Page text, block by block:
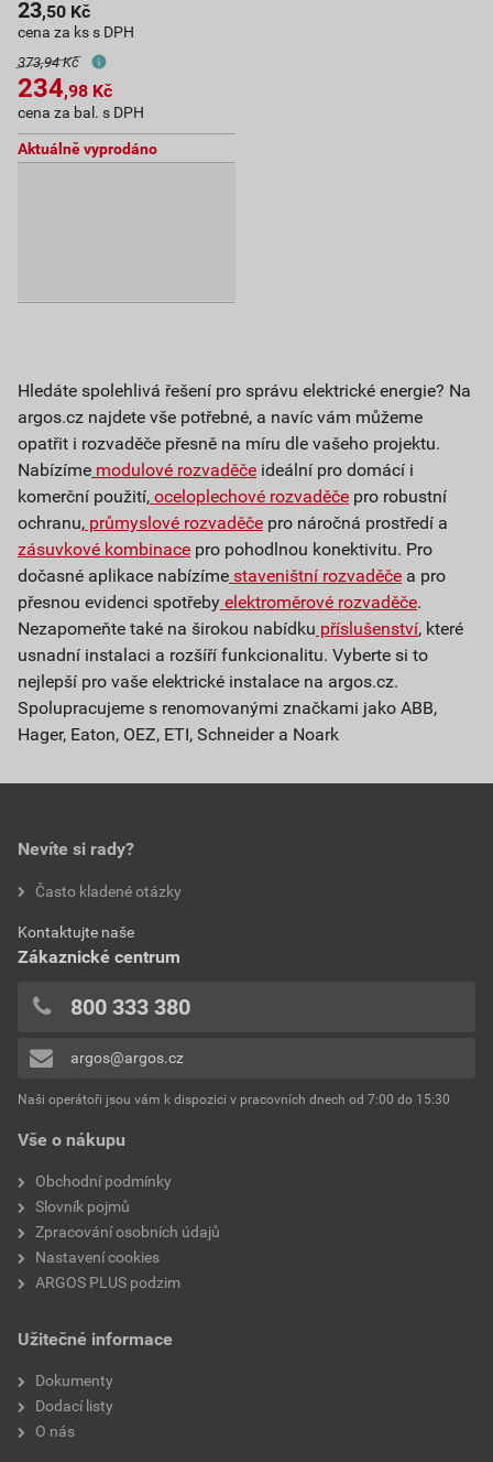
23,50 Kč
cena za ks s DPH
373,94 Kč
234,98 Kč
cena za bal. s DPH
Aktuálně vyprodáno
Hledáte spolehlivá řešení pro správu elektrické energie? Na
argos.cz najdete vše potřebné, a navíc vám můžeme
opatřit i rozvaděče přesně na míru dle vašeho projektu.
Nabízíme modulové rozvaděče ideální pro domácí i
komerční použití, oceloplechové rozvaděče pro robustní
ochranu, průmyslové rozvaděče pro náročná prostředí a
zásuvkové kombinace pro pohodlnou konektivitu. Pro
dočasné aplikace nabízíme staveništní rozvaděče a pro
přesnou evidenci spotřeby elektroměrové rozvaděče.
Nezapomeňte také na širokou nabídku příslušenství, které
usnadní instalaci a rozšíří funkcionalitu. Vyberte si to
nejlepší pro vaše elektrické instalace na argos.cz.
Spolupracujeme s renomovanými značkami jako ABB,
Hager, Eaton, OEZ, ETI, Schneider a Noark
Vše o nákupu
Obchodní podmínky
Slovník pojmů
Zpracování osobních údajů
Nastavení cookies
ARGOS PLUS podzim
Užitečné informace
Dokumenty
Dodací listy
O nás
Nevíte si rady?
Často kladené otázky
Kontaktujte naše
Zákaznické centrum
800 333 380
argos@argos.cz
Naši operátoři jsou vám k dispozici v pracovních dnech od 7:00 do 15:30